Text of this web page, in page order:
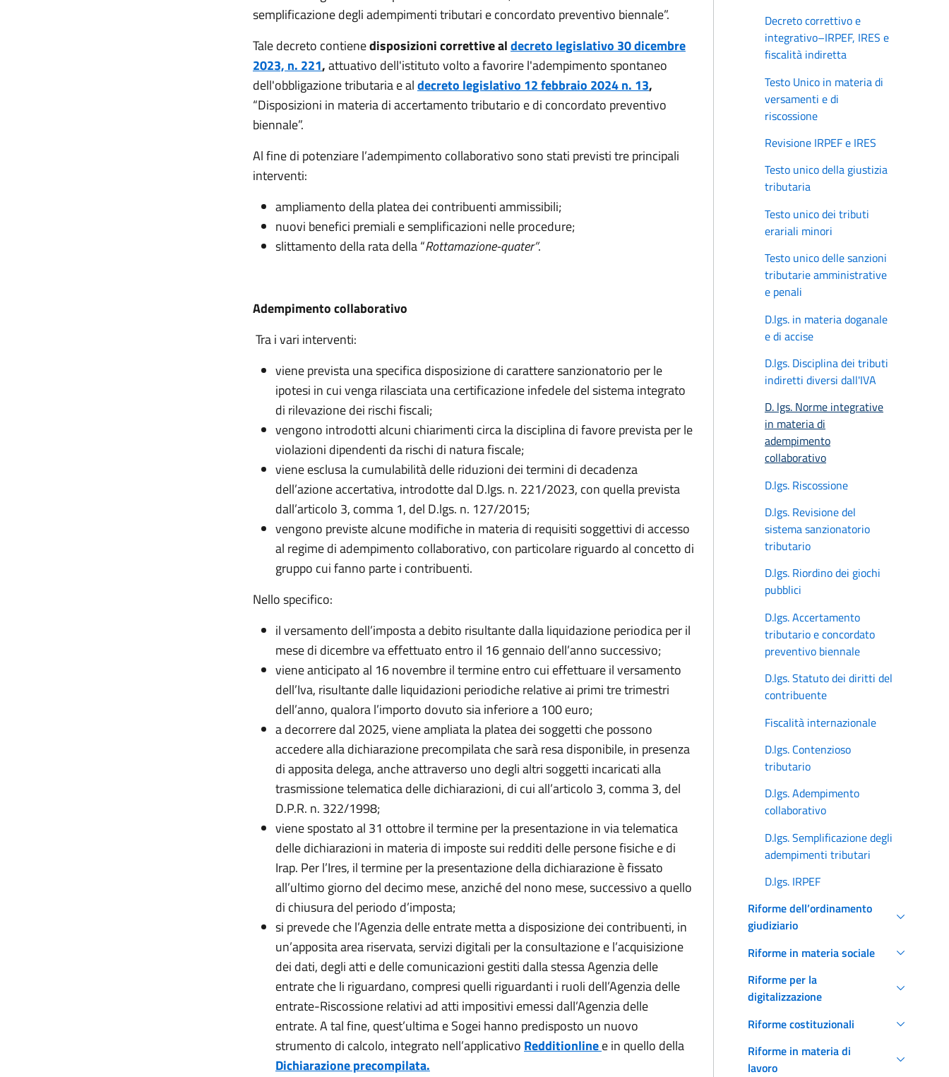
semplificazione degli adempimenti tributari e concordato preventivo biennale”.
Tale decreto contienedisposizioni correttive aldecreto legislativo 30 dicembre
2023, n. 221,attuativo dell'istituto volto a favorire l'adempimento spontaneo
dell'obbligazione tributaria e aldecreto legislativo 12 febbraio 2024 n. 13,
“Disposizioni in materia di accertamento tributario e di concordato preventivo
biennale”.
Al fine di potenziare l’adempimento collaborativo sono stati previsti tre principali
interventi:
ampliamento della platea dei contribuenti ammissibili;
nuovi benefici premiali e semplificazioni nelle procedure;
slittamento della rata della “Rottamazione-quater”.
Adempimento collaborativo
Tra i vari interventi:
viene prevista una specifica disposizione di carattere sanzionatorio per le
ipotesi in cui venga rilasciata una certificazione infedele del sistema integrato
di rilevazione dei rischi fiscali;
vengono introdotti alcuni chiarimenti circa la disciplina di favore prevista per le
violazioni dipendenti da rischi di natura fiscale;
viene esclusa la cumulabilità delle riduzioni dei termini di decadenza
dell’azione accertativa, introdotte dal D.lgs. n. 221/2023, con quella prevista
dall’articolo 3, comma 1, del D.lgs. n. 127/2015;
vengono previste alcune modifiche in materia di requisiti soggettivi di accesso
al regime di adempimento collaborativo, con particolare riguardo al concetto di
gruppo cui fanno parte i contribuenti.
Nello specifico:
il versamento dell’imposta a debito risultante dalla liquidazione periodica per il
mese di dicembre va effettuato entro il 16 gennaio dell’anno successivo;
viene anticipato al 16 novembre il termine entro cui effettuare il versamento
dell’Iva, risultante dalle liquidazioni periodiche relative ai primi tre trimestri
dell’anno, qualora l’importo dovuto sia inferiore a 100 euro;
a decorrere dal 2025, viene ampliata la platea dei soggetti che possono
accedere alla dichiarazione precompilata che sarà resa disponibile, in presenza
di apposita delega, anche attraverso uno degli altri soggetti incaricati alla
trasmissione telematica delle dichiarazioni, di cui all’articolo 3, comma 3, del
D.P.R. n. 322/1998;
viene spostato al 31 ottobre il termine per la presentazione in via telematica
delle dichiarazioni in materia di imposte sui redditi delle persone fisiche e di
Irap. Per l’Ires, il termine per la presentazione della dichiarazione è fissato
all’ultimo giorno del decimo mese, anziché del nono mese, successivo a quello
di chiusura del periodo d’imposta;
si prevede che l’Agenzia delle entrate metta a disposizione dei contribuenti, in
un’apposita area riservata, servizi digitali per la consultazione e l’acquisizione
dei dati, degli atti e delle comunicazioni gestiti dalla stessa Agenzia delle
entrate che li riguardano, compresi quelli riguardanti i ruoli dell’Agenzia delle
entrate-Riscossione relativi ad atti impositivi emessi dall’Agenzia delle
entrate. A tal fine, quest’ultima e Sogei hanno predisposto un nuovo
strumento di calcolo, integrato nell’applicativo Redditionlinee in quello della
Dichiarazione precompilata.
Decreto correttivo e
integrativo–IRPEF, IRES e
fiscalità indiretta
Testo Unico in materia di
versamenti e di
riscossione
Revisione IRPEF e IRES
Testo unico della giustizia
tributaria
Testo unico dei tributi
erariali minori
Testo unico delle sanzioni
tributarie amministrative
e penali
D.lgs. in materia doganale
e di accise
D.lgs. Disciplina dei tributi
indiretti diversi dall'IVA
D. lgs. Norme integrative
in materia di
adempimento
collaborativo
D.lgs. Riscossione
D.lgs. Revisione del
sistema sanzionatorio
tributario
D.lgs. Riordino dei giochi
pubblici
D.lgs. Accertamento
tributario e concordato
preventivo biennale
D.lgs. Statuto dei diritti del
contribuente
Fiscalità internazionale
D.lgs. Contenzioso
tributario
D.lgs. Adempimento
collaborativo
D.lgs. Semplificazione degli
adempimenti tributari
D.lgs. IRPEF
Riforme dell’ordinamento
giudiziario
Riforme in materia sociale
Riforme per la
digitalizzazione
Riforme costituzionali
Riforme in materia di
lavoro